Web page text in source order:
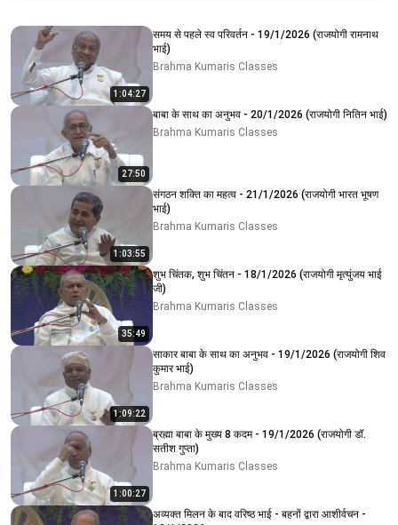
Related videos
1:04:27
समय से पहले स्व परिवर्तन - 19/1/2026 (राजयोगी रामनाथ
भाई)
Brahma Kumaris Classes
27:50
बाबा के साथ का अनुभव - 20/1/2026 (राजयोगी नितिन भाई)
Brahma Kumaris Classes
1:03:55
संगठन शक्ति का महत्व - 21/1/2026 (राजयोगी भारत भूषण
भाई)
Brahma Kumaris Classes
35:49
शुभ चिंतक, शुभ चिंतन - 18/1/2026 (राजयोगी मृत्युंजय भाई
जी)
Brahma Kumaris Classes
1:09:22
साकार बाबा के साथ का अनुभव - 19/1/2026 (राजयोगी शिव
कुमार भाई)
Brahma Kumaris Classes
1:00:27
ब्रह्मा बाबा के मुख्य 8 कदम - 19/1/2026 (राजयोगी डॉ.
सतीश गुप्ता)
Brahma Kumaris Classes
अव्यक्त मिलन के बाद वरिष्ठ भाई - बहनों द्वारा आशीर्वचन -